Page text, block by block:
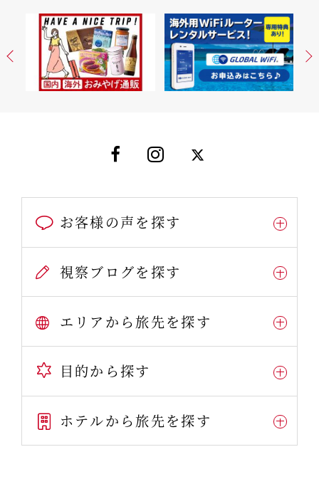
お客様の声を探す
視察ブログを探す
エリアから旅先を探す
目的から探す
ホテルから旅先を探す